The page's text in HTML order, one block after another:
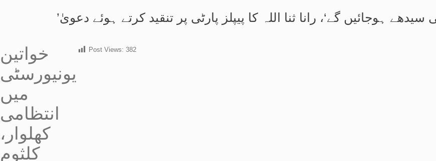
سیدھے ہوجائیں گے‘، رانا ثنا اللہ کا پیپلز پارٹی پر تنقید کرتے ہوئے دعویٰ
خواتین
یونیورسٹی
میں
انتظامی
کھلوار،
کلثوم
Post Views: 382